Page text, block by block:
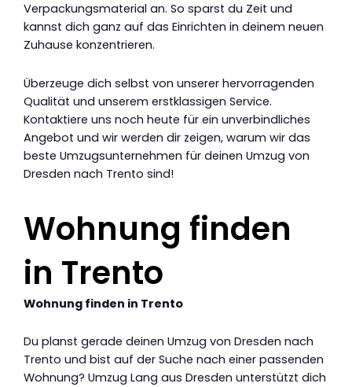
Verpackungsmaterial an. So sparst du Zeit und
kannst dich ganz auf das Einrichten in deinem neuen
Zuhause konzentrieren.
Überzeuge dich selbst von unserer hervorragenden
Qualität und unserem erstklassigen Service.
Kontaktiere uns noch heute für ein unverbindliches
Angebot und wir werden dir zeigen, warum wir das
beste Umzugsunternehmen für deinen Umzug von
Dresden nach Trento sind!
Wohnung finden
in Trento
Wohnung finden in Trento
Du planst gerade deinen Umzug von Dresden nach
Trento und bist auf der Suche nach einer passenden
Wohnung? Umzug Lang aus Dresden unterstützt dich